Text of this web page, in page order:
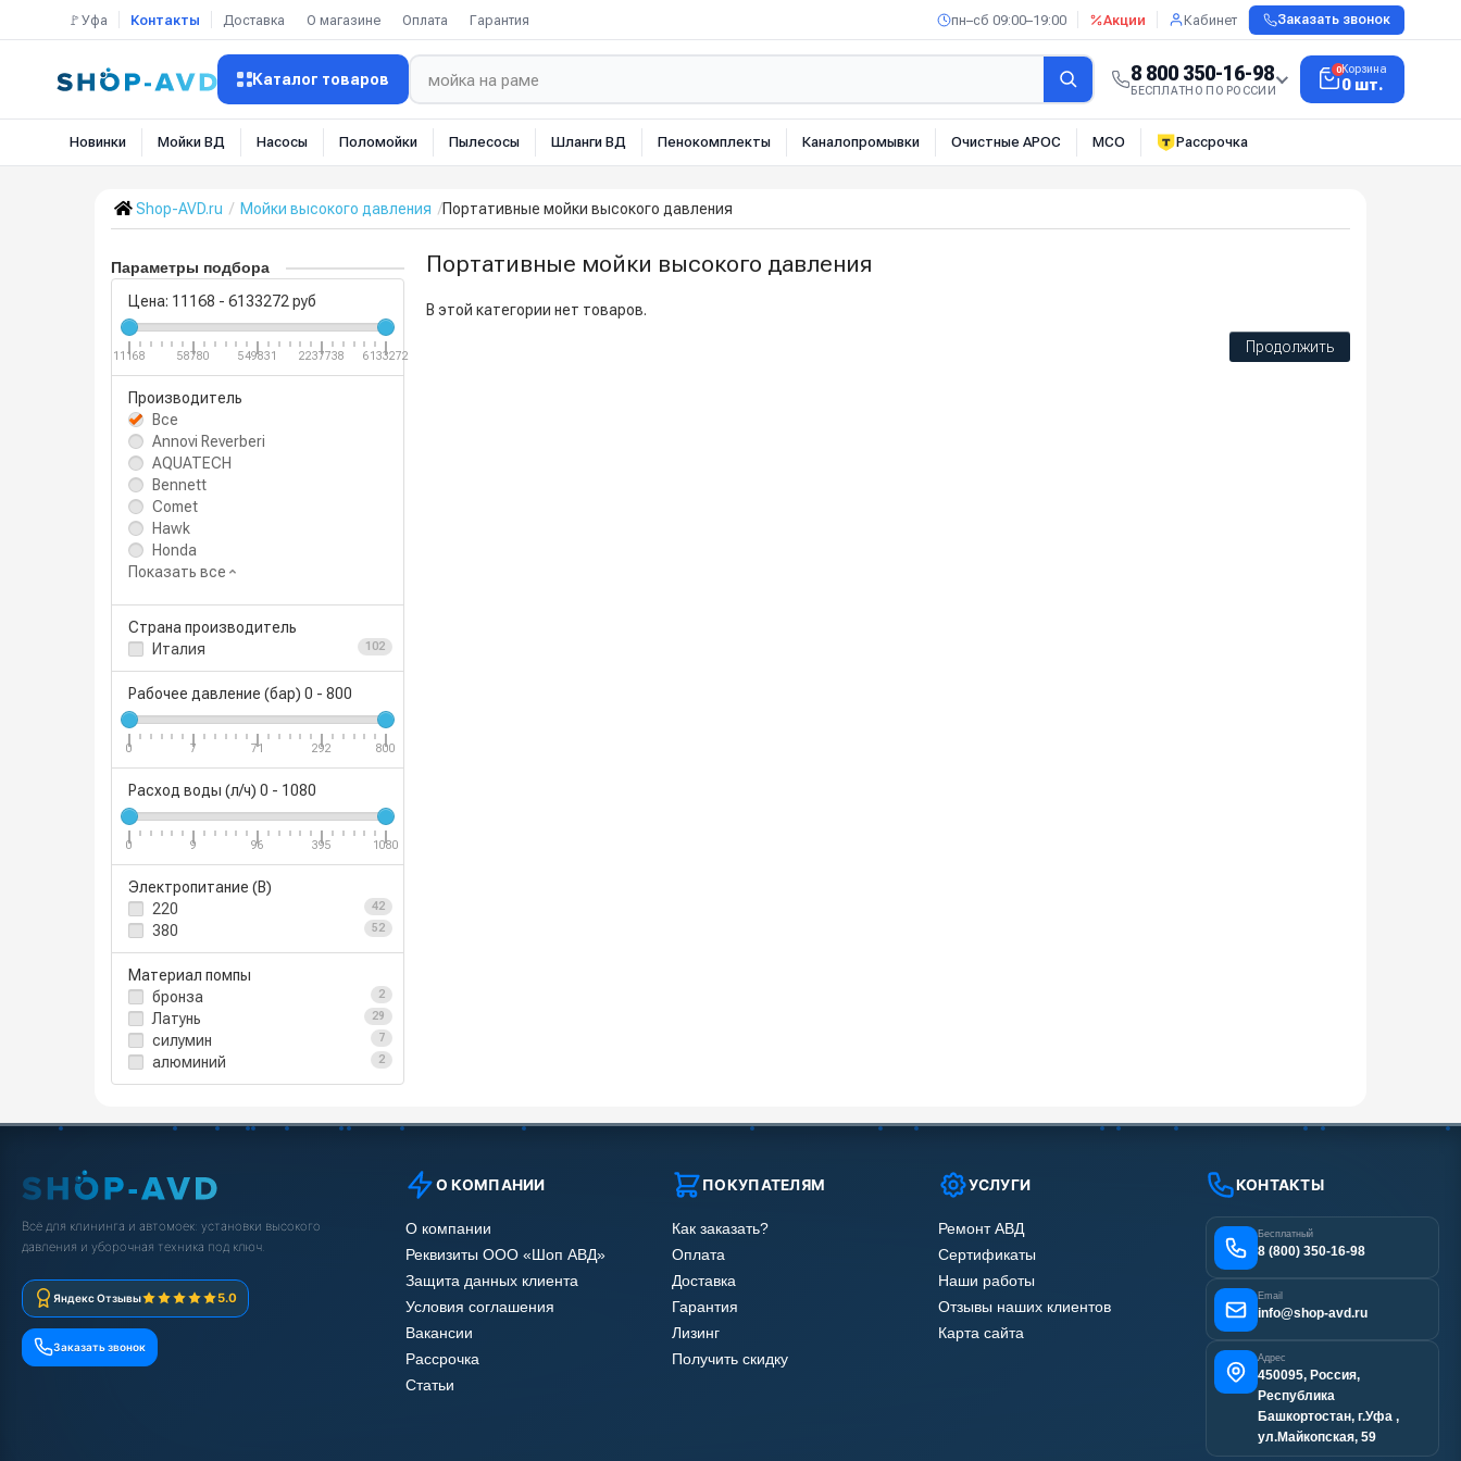
🚩Уфа Контакты Доставка О магазине Оплата Гарантия пн–сб 09:00–19:00 Акции Кабинет Заказать звонок
Каталог товаров 8 800 350-16-98
БЕСПЛАТНО ПО РОССИИ
0Корзина
0 шт.
Новинки Мойки ВД Насосы Поломойки Пылесосы Шланги ВД Пенокомплекты Каналопромывки Очистные АРОС МСО Рассрочка
Shop-AVD.ru Мойки высокого давления Портативные мойки высокого давления
Параметры подбора
Цена: 11168 - 6133272 руб
11168 58780 549831 2237738 6133272
Производитель
Все
Annovi Reverberi
AQUATECH
Bennett
Comet
Hawk
Honda
Показать все
Страна производитель
Италия
102
Рабочее давление (бар) 0 - 800
0 7 71 292 800
Расход воды (л/ч) 0 - 1080
0 9 96 395 1080
Электропитание (В)
220
42
380 52
Материал помпы
бронза
2
Латунь 29
силумин 7
алюминий 2
Портативные мойки высокого давления
В этой категории нет товаров.
Продолжить
Всё для клининга и автомоек: установки высокого
давления и уборочная техника под ключ.
Яндекс Отзывы 5.0
Заказать звонок
О КОМПАНИИ
О компании
Реквизиты ООО «Шоп АВД»
Защита данных клиента
Условия соглашения
Вакансии
Рассрочка
Статьи
ПОКУПАТЕЛЯМ
Как заказать?
Оплата
Доставка
Гарантия
Лизинг
Получить скидку
УСЛУГИ
Ремонт АВД
Сертификаты
Наши работы
Отзывы наших клиентов
Карта сайта
КОНТАКТЫ
Бесплатный
8 (800) 350-16-98
Email
info@shop-avd.ru
Адрес
450095, Россия,
Республика
Башкортостан, г.Уфа ,
ул.Майкопская, 59